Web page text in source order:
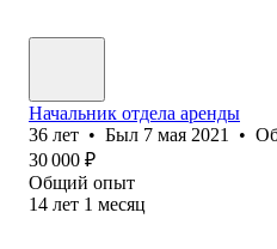
Начальник отдела аренды
36 лет • Был 7 мая 2021 •
30 000 ₽
Общий опыт
14 лет 1 месяц